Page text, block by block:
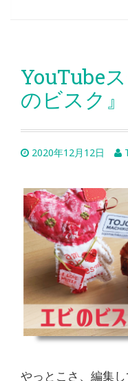
YouTube
のビスク』
2020年12月12日
やっとこさ、編集し